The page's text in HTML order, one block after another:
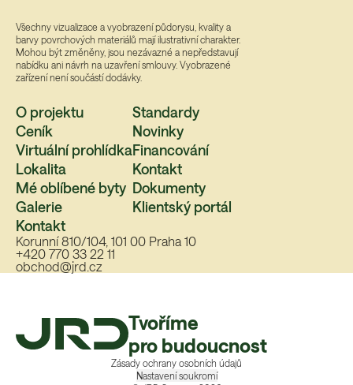
Všechny vizualizace a vyobrazení půdorysu, kvality a
barvy povrchových materiálů mají ilustrativní charakter.
Mohou být změněny, jsou nezávazné a nepředstavují
nabídku ani návrh na uzavření smlouvy. Vyobrazené
zařízení není součástí dodávky.
O projektu
Ceník
Virtuální prohlídka
Lokalita
Mé oblíbené byty
Galerie
Standardy
Novinky
Financování
Kontakt
Dokumenty
Klientský portál
Kontakt
Korunní 810/104, 101 00 Praha 10
+420 770 33 22 11
obchod@jrd.cz
Tvoříme
pro budoucnost
Zásady ochrany osobních údajů
Nastavení soukromí